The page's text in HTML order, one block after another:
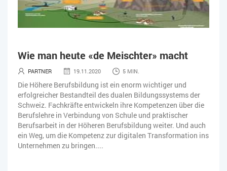
Wie man heute «de Meischter» macht
PARTNER 19.11.2020 5 MIN.
Die Höhere Berufsbildung ist ein enorm wichtiger und
erfolgreicher Bestandteil des dualen Bildungssystems der
Schweiz. Fachkräfte entwickeln ihre Kompetenzen über die
Berufslehre in Verbindung von Schule und praktischer
Berufsarbeit in der Höheren Berufsbildung weiter. Und auch
ein Weg, um die Kompetenz zur digitalen Transformation ins
Unternehmen zu bringen....